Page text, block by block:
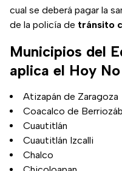
cual se deberá pagar la
de la policía de tránsito
Municipios del
aplica el Hoy
Atizapán de Zaragoza
Coacalco de
Cuautitlán
Cuautitlán Izcalli
Chalco